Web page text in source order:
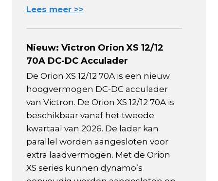
Lees meer >>
Nieuw: Victron Orion XS 12/12
70A DC-DC Acculader
De Orion XS 12/12 70A is een nieuw
hoogvermogen DC-DC acculader
van Victron. De Orion XS 12/12 70A is
beschikbaar vanaf het tweede
kwartaal van 2026. De lader kan
parallel worden aangesloten voor
extra laadvermogen. Met de Orion
XS series kunnen dynamo’s